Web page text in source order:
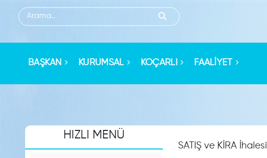
MENU
BAŞKAN KURUMSAL KOÇARLI FAALİYET
HIZLI MENÜ
SATIŞ ve KİRA İhalesi